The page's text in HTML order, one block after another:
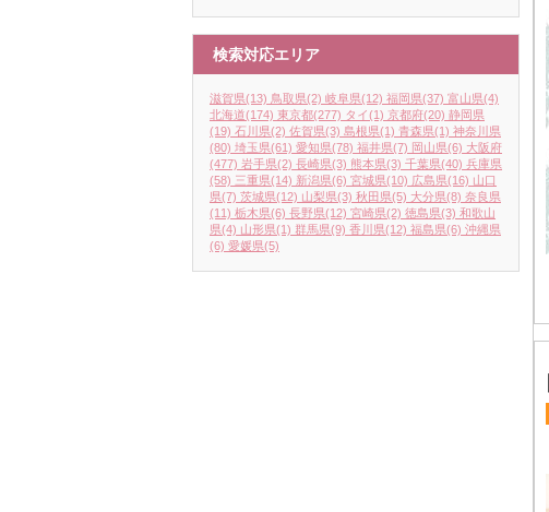
検索対応エリア
滋賀県(13) 鳥取県(2) 岐阜県(12) 福岡県(37) 富山県(4)
北海道(174) 東京都(277) タイ(1) 京都府(20) 静岡県
(19) 石川県(2) 佐賀県(3) 島根県(1) 青森県(1) 神奈川県
(80) 埼玉県(61) 愛知県(78) 福井県(7) 岡山県(6) 大阪府
(477) 岩手県(2) 長崎県(3) 熊本県(3) 千葉県(40) 兵庫県
(58) 三重県(14) 新潟県(6) 宮城県(10) 広島県(16) 山口
県(7) 茨城県(12) 山梨県(3) 秋田県(5) 大分県(8) 奈良県
(11) 栃木県(6) 長野県(12) 宮崎県(2) 徳島県(3) 和歌山
県(4) 山形県(1) 群馬県(9) 香川県(12) 福島県(6) 沖縄県
(6) 愛媛県(5)